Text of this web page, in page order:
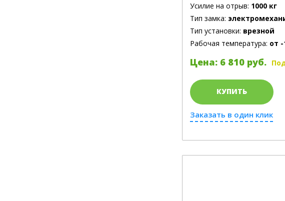
Усилие на отрыв: 1000 кг
Тип замка:
Тип установки: врезной
Рабочая температура: от -
Цена: 6 810 руб.
КУПИТЬ
Заказать в один клик